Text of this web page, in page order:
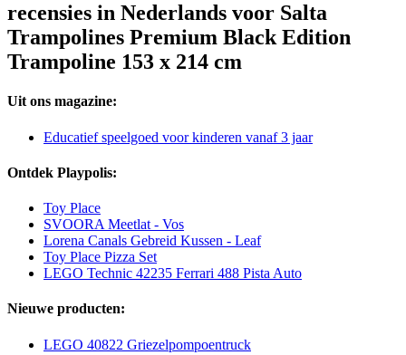
recensies in Nederlands voor Salta
Trampolines Premium Black Edition
Trampoline 153 x 214 cm
Uit ons magazine:
Educatief speelgoed voor kinderen vanaf 3 jaar
Ontdek Playpolis:
Toy Place
SVOORA Meetlat - Vos
Lorena Canals Gebreid Kussen - Leaf
Toy Place Pizza Set
LEGO Technic 42235 Ferrari 488 Pista Auto
Nieuwe producten:
LEGO 40822 Griezelpompoentruck